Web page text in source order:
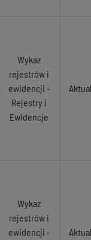
Wykaz
rejestrów i
ewidencji -
Rejestry i
Ewidencje
Wykaz
rejestrów i
ewidencji -